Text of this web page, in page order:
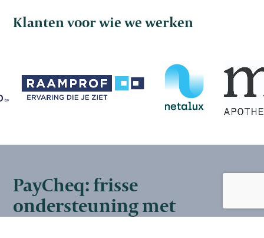
Klanten voor wie we werken
PayCheq: frisse
ondersteuning met